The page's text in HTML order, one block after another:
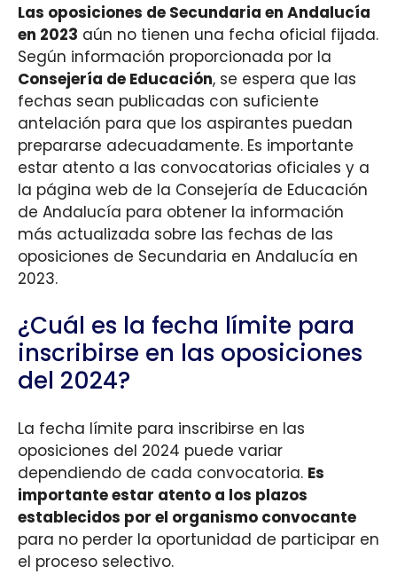
Las oposiciones de Secundaria en Andalucía
en 2023 aún no tienen una fecha oficial fijada.
Según información proporcionada por la
Consejería de Educación, se espera que las
fechas sean publicadas con suficiente
antelación para que los aspirantes puedan
prepararse adecuadamente. Es importante
estar atento a las convocatorias oficiales y a
la página web de la Consejería de Educación
de Andalucía para obtener la información
más actualizada sobre las fechas de las
oposiciones de Secundaria en Andalucía en
2023.
¿Cuál es la fecha límite para
inscribirse en las oposiciones
del 2024?
La fecha límite para inscribirse en las
oposiciones del 2024 puede variar
dependiendo de cada convocatoria. Es
importante estar atento a los plazos
establecidos por el organismo convocante
para no perder la oportunidad de participar en
el proceso selectivo.